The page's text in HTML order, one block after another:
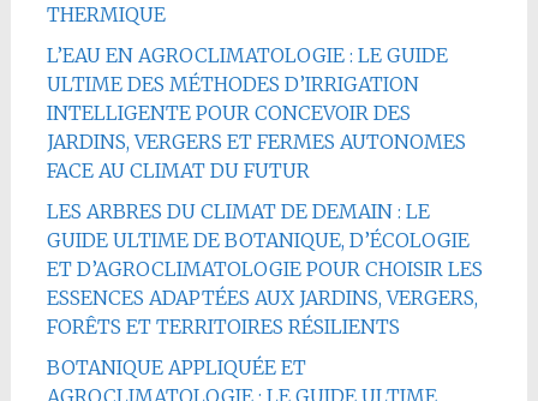
THERMIQUE
L’EAU EN AGROCLIMATOLOGIE : LE GUIDE
ULTIME DES MÉTHODES D’IRRIGATION
INTELLIGENTE POUR CONCEVOIR DES
JARDINS, VERGERS ET FERMES AUTONOMES
FACE AU CLIMAT DU FUTUR
LES ARBRES DU CLIMAT DE DEMAIN : LE
GUIDE ULTIME DE BOTANIQUE, D’ÉCOLOGIE
ET D’AGROCLIMATOLOGIE POUR CHOISIR LES
ESSENCES ADAPTÉES AUX JARDINS, VERGERS,
FORÊTS ET TERRITOIRES RÉSILIENTS
BOTANIQUE APPLIQUÉE ET
AGROCLIMATOLOGIE : LE GUIDE ULTIME